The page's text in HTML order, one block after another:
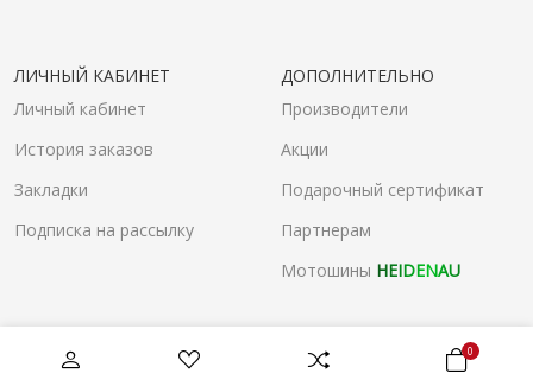
0
ЛИЧНЫЙ КАБИНЕТ
Личный кабинет
История заказов
Закладки
Подписка на рассылку
ДОПОЛНИТЕЛЬНО
Производители
Акции
Подарочный сертификат
Партнерам
Мотошины HEIDENAU